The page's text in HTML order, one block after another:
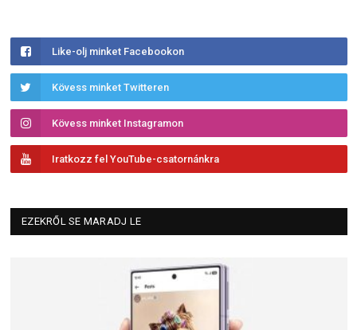
Like-olj minket Facebookon
Kövess minket Twitteren
Kövess minket Instagramon
Iratkozz fel YouTube-csatornánkra
EZEKRŐL SE MARADJ LE